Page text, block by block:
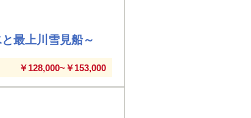
最上川雪見船～
￥128,000~￥153,000